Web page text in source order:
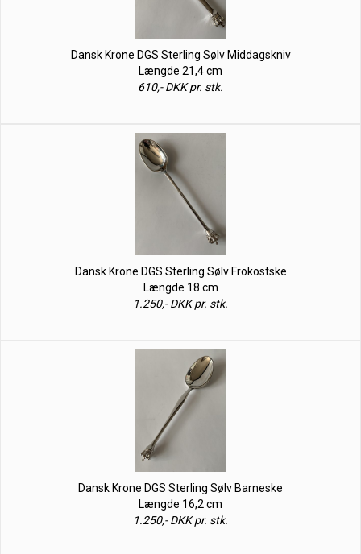
Dansk Krone DGS Sterling Sølv Middagskniv
Længde 21,4 cm
610,- DKK pr. stk.
Dansk Krone DGS Sterling Sølv Frokostske
Længde 18 cm
1.250,- DKK pr. stk.
Dansk Krone DGS Sterling Sølv Barneske
Længde 16,2 cm
1.250,- DKK pr. stk.